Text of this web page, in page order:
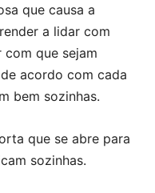
que causa a
a lidar com
que sejam
acordo com cada
bem sozinhas.
que se abre para
sozinhas.